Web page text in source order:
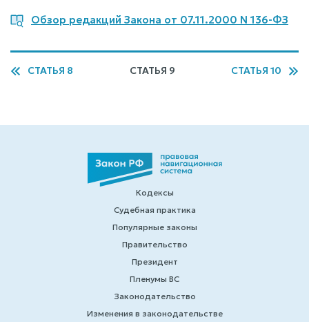
Обзор редакций Закона от 07.11.2000 N 136-ФЗ
СТАТЬЯ 8 СТАТЬЯ 9 СТАТЬЯ 10
Кодексы
Судебная практика
Популярные законы
Правительство
Президент
Пленумы ВС
Законодательство
Изменения в законодательстве